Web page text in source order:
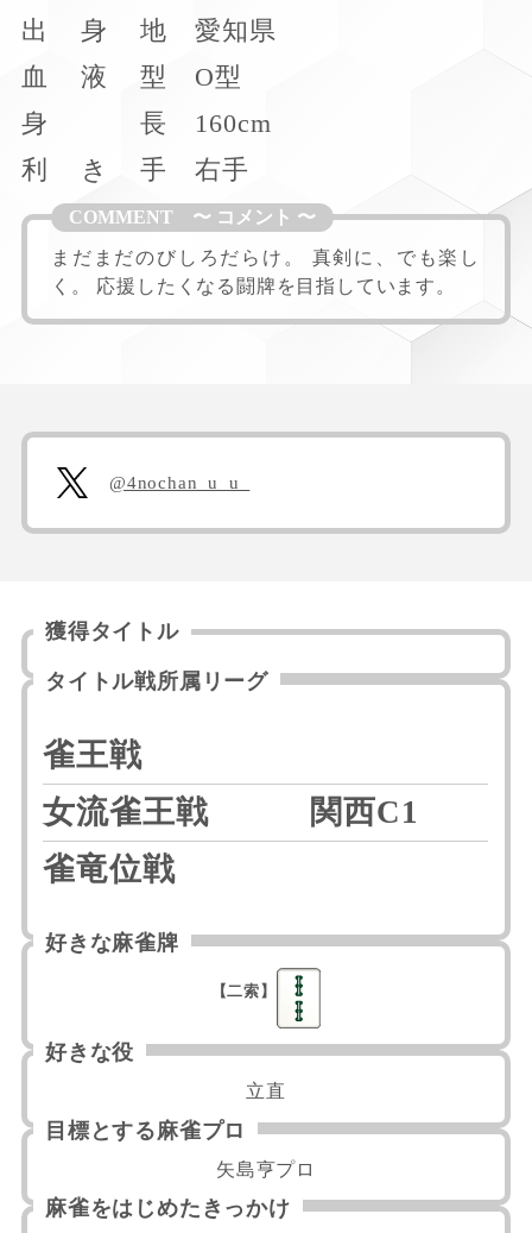
出
身 地
愛知県
血
液 型
O型
身
長
160cm
利
き 手 右手
まだまだのびしろだらけ。 真剣に、でも楽し
く。 応援したくなる闘牌を目指しています。
@4nochan_u_u_
獲得タイトル
タイトル戦所属リーグ
雀王戦
女流雀王戦
関西C1
雀竜位戦
好きな麻雀牌
【二索】
好きな役
立直
目標とする麻雀プロ
矢島亨プロ
麻雀をはじめたきっかけ